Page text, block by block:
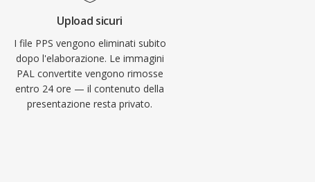
Upload sicuri
I file PPS vengono eliminati subito
dopo l'elaborazione. Le immagini
PAL convertite vengono rimosse
entro 24 ore — il contenuto della
presentazione resta privato.